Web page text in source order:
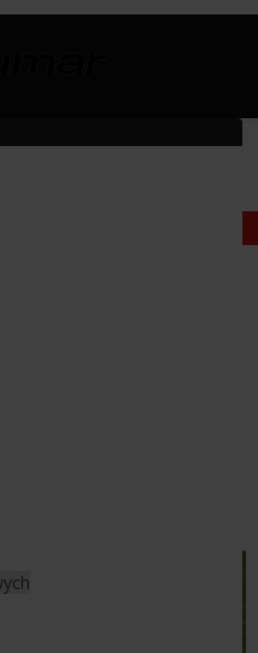
koloru auta folią
i stylizacji nadwozia
klientów.
użyciu najwyższej jakości
Hexies, Inozetek.